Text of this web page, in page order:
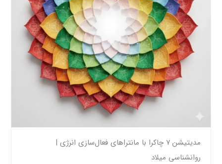
مدیتیشن ۷ چاکرا با مانتراهای فعال‌سازی انرژی |
روانشناسی میلاد